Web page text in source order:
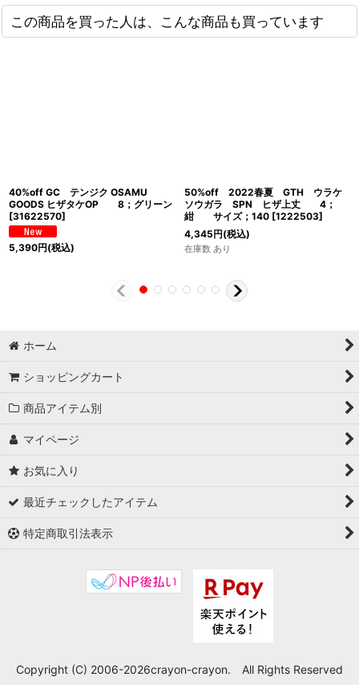
この商品を買った人は、こんな商品も買っています
40%off GC テンジク OSAMU
GOODS ヒザタケOP 8；グリーン
[31622570]
5,390円(税込)
50%off 2022春夏 GTH ウラケ
ソウガラ SPN ヒザ上丈 4；
紺 サイズ；140 [1222503]
4,345円(税込)
在庫数 あり
ホーム
ショッピングカート
商品アイテム別
マイページ
お気に入り
最近チェックしたアイテム
特定商取引法表示
Copyright (C) 2006-2026crayon-crayon. All Rights Reserved